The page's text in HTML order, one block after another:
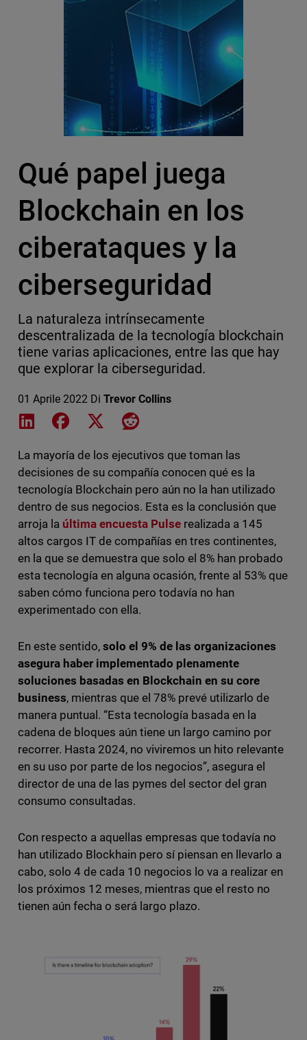
Qué papel juega
Blockchain en los
ciberataques y la
ciberseguridad
La naturaleza intrínsecamente
descentralizada de la tecnología blockchain
tiene varias aplicaciones, entre las que hay
que explorar la ciberseguridad.
01 Aprile 2022 Di Trevor Collins
Share on LinkedIn
Share on Facebook
Share on XShare on Reddit
La mayoría de los ejecutivos que toman las
decisiones de su compañía conocen qué es la
tecnología Blockchain pero aún no la han utilizado
dentro de sus negocios. Esta es la conclusión que
arroja la última encuesta Pulse realizada a 145
altos cargos IT de compañías en tres continentes,
en la que se demuestra que solo el 8% han probado
esta tecnología en alguna ocasión, frente al 53% que
saben cómo funciona pero todavía no han
experimentado con ella.
En este sentido, solo el 9% de las organizaciones
asegura haber implementado plenamente
soluciones basadas en Blockchain en su core
business, mientras que el 78% prevé utilizarlo de
manera puntual. “Esta tecnología basada en la
cadena de bloques aún tiene un largo camino por
recorrer. Hasta 2024, no viviremos un hito relevante
en su uso por parte de los negocios”, asegura el
director de una de las pymes del sector del gran
consumo consultadas.
Con respecto a aquellas empresas que todavía no
han utilizado Blockhain pero sí piensan en llevarlo a
cabo, solo 4 de cada 10 negocios lo va a realizar en
los próximos 12 meses, mientras que el resto no
tienen aún fecha o será largo plazo.